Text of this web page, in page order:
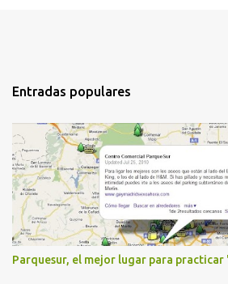
Entradas populares
Parquesur, el mejor lugar para practicar